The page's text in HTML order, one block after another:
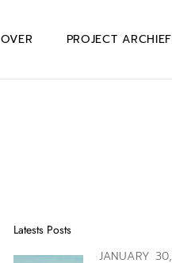
OVER PROJECT ARCHIEF
Latests Posts
JANUARY 30,